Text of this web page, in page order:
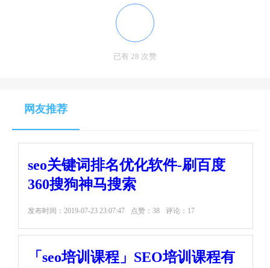
已有 28 次赞
网友推荐
seo关键词排名优化软件-刷百度
360搜狗神马搜索
发布时间： 2019-07-23 23:07:47 点赞：38 评论：17
「seo培训课程」SEO培训课程有